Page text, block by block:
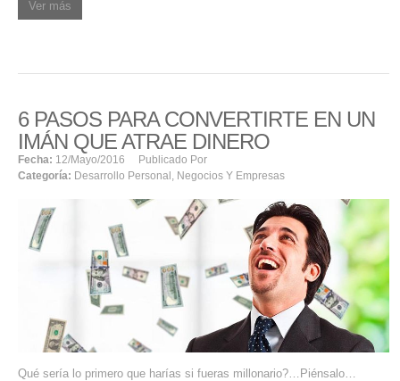
CONTACTO
Ver más
6 PASOS PARA CONVERTIRTE EN UN
IMÁN QUE ATRAE DINERO
Fecha: 12/mayo/2016
Publicado Por
Categoría: Desarrollo Personal , Negocios Y Empresas
Qué sería lo primero que harías si fueras millonario?…Piénsalo…